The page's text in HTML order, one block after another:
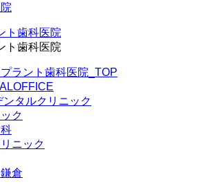
ト歯科医院
ト歯科医院
ラント歯科医院_TOP
タルクリニック
ク
ニック
倉